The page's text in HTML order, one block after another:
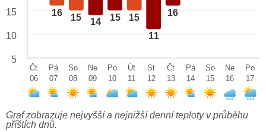
16 15 14 15 15
11
16
15
10
5
Čt
06
Pá
07
So
08
Ne
09
Po
10
Út
11
St
12
Čt
13
Pá
14
So
15
Ne
16
Po
17
Graf zobrazuje nejvyšší a nejnižší denní teploty v průběhu
příštích dnů.